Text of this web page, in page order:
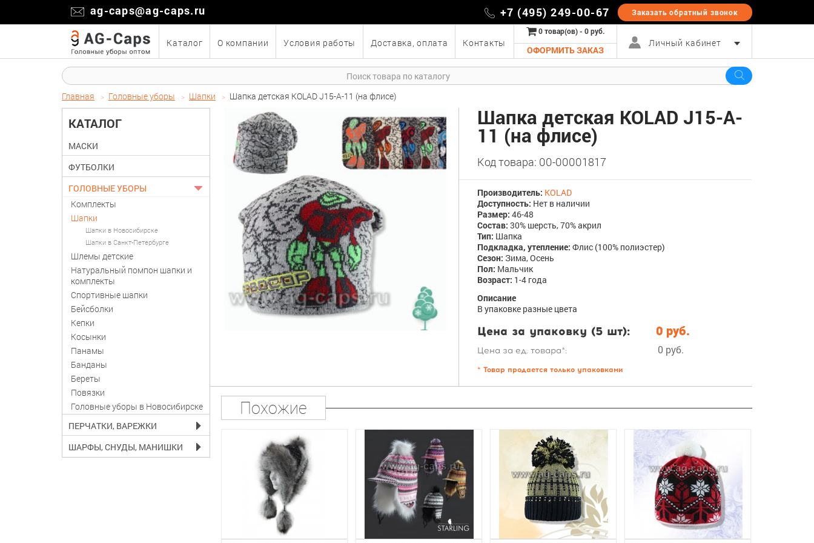
ag-caps@ag-caps.ru +7 (495) 249-00-67 Заказать обратный звонок
Каталог О компании Условия работы Доставка, оплата Контакты
0 товар(ов) - 0 руб.
ОФОРМИТЬ ЗАКАЗ
Личный кабинет
Главная Головные уборы Шапки Шапка детская KOLAD J15-A-11 (на флисе)
КАТАЛОГ
МАСКИ
ФУТБОЛКИ
ГОЛОВНЫЕ УБОРЫ
Комплекты
Шапки
Шапки в Новосибирске
Шапки в Санкт-Петербурге
Шлемы детские
Натуральный помпон шапки и
комплекты
Спортивные шапки
Бейсболки
Кепки
Косынки
Панамы
Банданы
Береты
Повязки
Головные уборы в Новосибирске
ПЕРЧАТКИ, ВАРЕЖКИ
ШАРФЫ, СНУДЫ, МАНИШКИ
Шапка детская KOLAD J15-A-
11 (на флисе)
Код товара: 00-00001817
Производитель: KOLAD
Доступность: Нет в наличии
Размер: 46-48
Состав: 30% шерсть, 70% акрил
Тип: Шапка
Подкладка, утепление: Флис (100% полиэстер)
Сезон: Зима, Осень
Пол: Мальчик
Возраст: 1-4 года
Описание
В упаковке разные цвета
Цена за упаковку (5 шт): 0 руб.
Цена за ед. товара*: 0 руб.
* Товар продается только упаковками
Похожие